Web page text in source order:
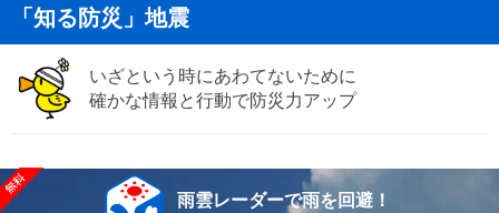
「知る防災」地震
いざという時にあわてないために
確かな情報と行動で防災力アップ
雨雲レーダーで雨を回避！